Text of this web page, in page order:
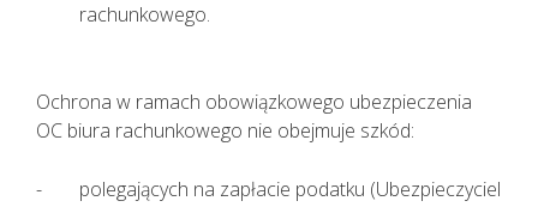
rachunkowego.
Ochrona w ramach obowiązkowego ubezpieczenia
OC biura rachunkowego nie obejmuje szkód:
polegających na zapłacie podatku (Ubezpieczyciel